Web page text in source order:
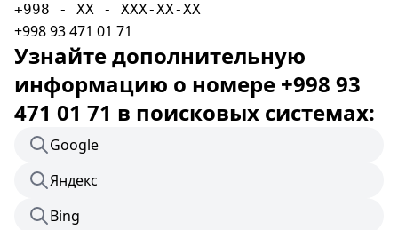
+998 - XX - XXX-XX-XX
+998 93 471 01 71
Узнайте дополнительную
информацию о номере +998 93
471 01 71 в поисковых системах:
Google
Яндекс
Bing